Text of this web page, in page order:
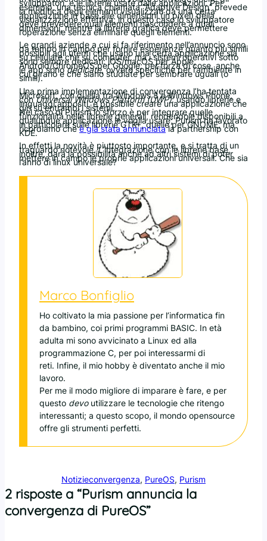
sviluppatori, e le librerie usate dalle applicazioni. Per
esempio, una tecnica chiamata “Adaptive Design” prevede
la modifica degli elementi visualizzati da una certa
applicazione in base alle dimensioni (in pixel) della
visualizzazione effettiva; in questo caso lo sviluppatore
deve prevedere quali elementi nascondere a quali
dimensioni, mentre la libreria grafica deve permettere
l’operazione senza eliminare quegli elementi.
Le grandi aziende a cui si fa riferimento nell’annuncio sono
da tempo in campo per fornire esperienze quanto più simili
possibili agli utenti che usano una certa applicazione sia
su cellulare che su computer, ma i sistemi operativi sotto
sono sempre dedicati: iOS/macOS per Apple,
Android/ChromeOS per Google; per forza di cose, anche
le app sonodedicate, ovvero specifiche per l’ambiente in
cui girano e che siano studiate per sembrare uguali (o
simili).
Una prima implementazione di convergenza l’ha tentata
Microsoft, con quella tra Windows 8 e Windows Phone,
conUniversal Windows Platform (UWP): usando librerie e
linguaggi appositi, è possibile creare una applicazione che
giri su entrambi i sistemi.
Nel caso di Purism lo sforzo è per integrare quelle
funzionalità nelle librerie generali, rendendole disponibili a
qualunque applicazione le voglia usare; Purism ha lavorato
in particolare sulle librerie GTK+, quelle per GNOME, ma
ricordiamo cheè già stata annunciatala partnership con
KDE.
In effetti la novità è piuttosto importante, e si tratta di un
traguardo notevole. L’integrazione con le librerie base,
inoltre, darà la possibilità anche ad altri sistemi di poter
mettere in campo le proprie applicazioni universali. Che sia
l’anno di linux universale?
Marco Bonfiglio
Ho coltivato la mia passione per l’informatica fin
da bambino, coi primi programmi BASIC. In età
adulta mi sono avvicinato a Linux ed alla
programmazione C, per poi interessarmi di
reti. Infine, il mio hobby è diventato anche il mio
lavoro.
Per me il modo migliore di imparare è fare, e per
questo devoutilizzare le tecnologie che ritengo
interessanti; a questo scopo, il mondo opensource
offre gli strumenti perfetti.
Notizieconvergenza, PureOS, Purism
2 risposte a “Purism annuncia la
convergenza di PureOS”